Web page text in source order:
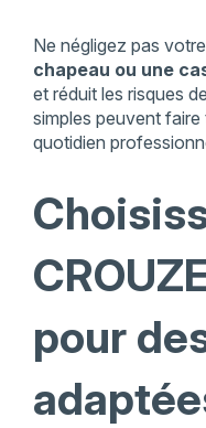
Ne négligez pas
chapeau ou une
et réduit les risques
simples peuvent
quotidien
pour